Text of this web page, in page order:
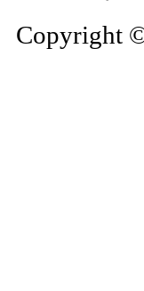
Copyright